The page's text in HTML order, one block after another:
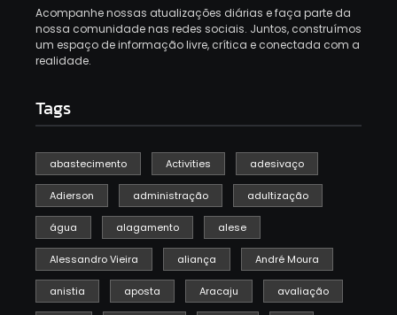
Acompanhe nossas atualizações diárias e faça parte da
nossa comunidade nas redes sociais. Juntos, construímos
um espaço de informação livre, crítica e conectada com a
realidade.
Tags
abastecimento Activities adesivaço
Adierson administração adultização
água alagamento alese
Alessandro Vieira aliança André Moura
anistia aposta Aracaju avaliação